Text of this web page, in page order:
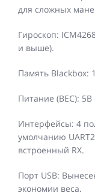
для сложных
Гироскоп:
и выше).
Память Blackbox:
Питание (BEC):
Интерфейсы: 4
умолчанию
встроенный RX.
Порт USB:
экономии веса.